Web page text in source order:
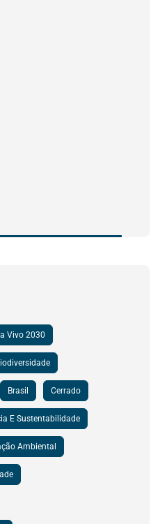
Vivo 2030
Brasil Cerrado
E Sustentabilidade
Ambiental